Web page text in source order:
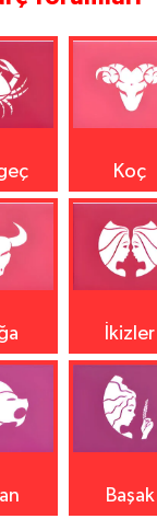
Koç
İkizler
Başak